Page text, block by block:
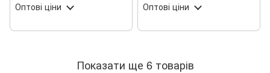
Оптові ціни
Оптові ціни
Показати ще 6 товарів